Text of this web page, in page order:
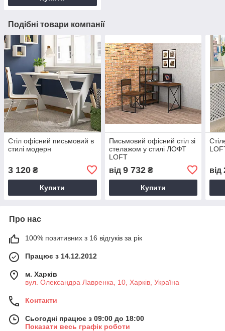
Подібні товари компанії
Стіл офісний письмовий в
стилі модерн
3 120 ₴
Купити
Письмовий офісний стіл зі
стелажом у стилі ЛОФТ
LOFT
від 9 732₴
Купити
від
Про нас
100% позитивних з 16 відгуків за рік
Працює з 14.12.2012
м. Харків
вул. Олександра Лавренка, 10, Харків, Україна
Контакти
Сьогодні працює з 09:00 до 18:00
Показати весь графік роботи